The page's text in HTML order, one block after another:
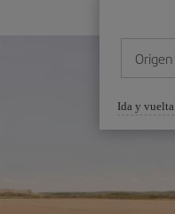
Origen
Seleccione
una
opción
Ida y vuelta